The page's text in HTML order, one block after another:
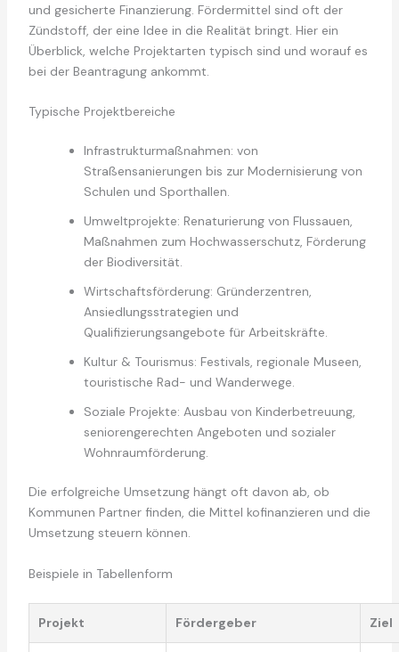
und gesicherte Finanzierung. Fördermittel sind oft der
Zündstoff, der eine Idee in die Realität bringt. Hier ein
Überblick, welche Projektarten typisch sind und worauf es
bei der Beantragung ankommt.
Typische Projektbereiche
Infrastrukturmaßnahmen: von
Straßensanierungen bis zur Modernisierung von
Schulen und Sporthallen.
Umweltprojekte: Renaturierung von Flussauen,
Maßnahmen zum Hochwasserschutz, Förderung
der Biodiversität.
Wirtschaftsförderung: Gründerzentren,
Ansiedlungsstrategien und
Qualifizierungsangebote für Arbeitskräfte.
Kultur & Tourismus: Festivals, regionale Museen,
touristische Rad- und Wanderwege.
Soziale Projekte: Ausbau von Kinderbetreuung,
seniorengerechten Angeboten und sozialer
Wohnraumförderung.
Die erfolgreiche Umsetzung hängt oft davon ab, ob
Kommunen Partner finden, die Mittel kofinanzieren und die
Umsetzung steuern können.
Beispiele in Tabellenform
Projekt Fördergeber Ziel